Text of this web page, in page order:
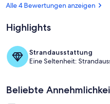
Alle 4 Bewertungen anzeigen
Highlights
Strandausstattung
Eine Seltenheit:
Beliebte